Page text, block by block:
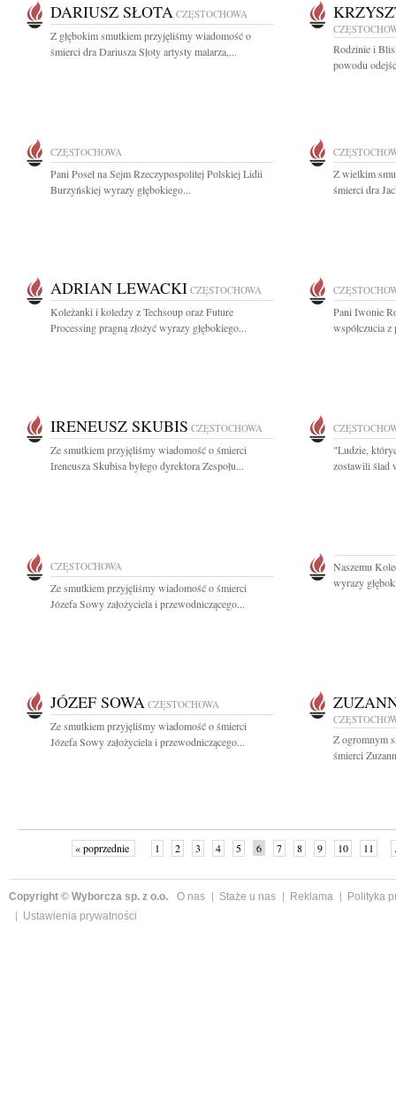
DARIUSZ SŁOTA CZĘSTOCHOWA
Z głębokim smutkiem przyjęliśmy wiadomość o
śmierci dra Dariusza Słoty artysty malarza,...
Rodzinie i
powodu
CZĘSTOCHOWA
Pani Poseł na Sejm Rzeczypospolitej Polskiej Lidii
Burzyńskiej wyrazy głębokiego...
Z wielkim
śmierci dra
ADRIAN LEWACKI CZĘSTOCHOWA
Koleżanki i koledzy z Techsoup oraz Future
Processing pragną złożyć wyrazy głębokiego...
Pani Iwonie
współczucia
IRENEUSZ SKUBIS CZĘSTOCHOWA
Ze smutkiem przyjęliśmy wiadomość o śmierci
Ireneusza Skubisa byłego dyrektora Zespołu...
"Ludzie,
zostawili ślad
CZĘSTOCHOWA
Ze smutkiem przyjęliśmy wiadomość o śmierci
Józefa Sowy założyciela i przewodniczącego...
Naszemu
wyrazy
JÓZEF SOWA CZĘSTOCHOWA
Ze smutkiem przyjęliśmy wiadomość o śmierci
Józefa Sowy założyciela i przewodniczącego...
Z ogromnym
śmierci
« poprzednie 1 2 3 4 5 6 7 8 9 10 11
Copyright © Wyborcza sp. z o.o. O nas Staże u nas Reklama
Polityka
Ustawienia prywatności